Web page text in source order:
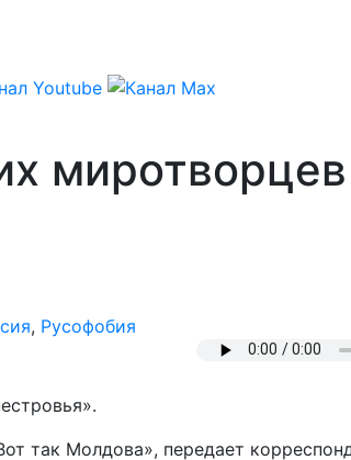
, Русофобия
так Молдова», передает